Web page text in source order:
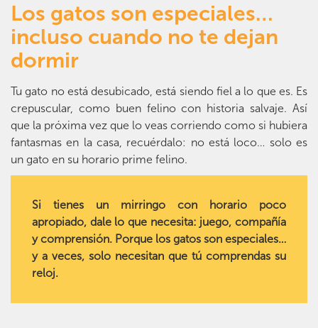
Los gatos son especiales…
incluso cuando no te dejan
dormir
Tu gato no está desubicado, está siendo fiel a lo que es. Es
crepuscular, como buen felino con historia salvaje. Así
que la próxima vez que lo veas corriendo como si hubiera
fantasmas en la casa, recuérdalo: no está loco… solo es
un gato en su horario prime felino.
Si tienes un mirringo con horario poco
apropiado, dale lo que necesita: juego, compañía
y comprensión. Porque los gatos son especiales…
y a veces, solo necesitan que tú comprendas su
reloj.